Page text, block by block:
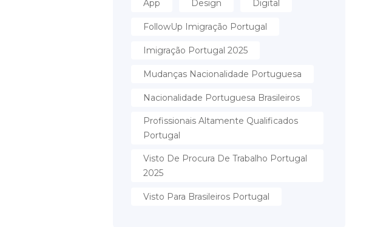
App Design Digital
FollowUp Imigração Portugal
Imigração Portugal 2025
Mudanças Nacionalidade Portuguesa
Nacionalidade Portuguesa Brasileiros
Profissionais Altamente Qualificados
Portugal
Visto De Procura De Trabalho Portugal
2025
Visto Para Brasileiros Portugal